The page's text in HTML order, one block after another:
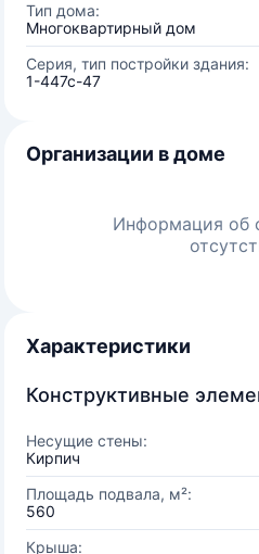
Тип дома:
Многоквартирный дом
Серия, тип постройки здания:
1-447с-47
Организации в доме
Информация об
Характеристики
Конструктивные
Несущие стены:
Кирпич
Площадь подвала, м²:
560
Крыша: